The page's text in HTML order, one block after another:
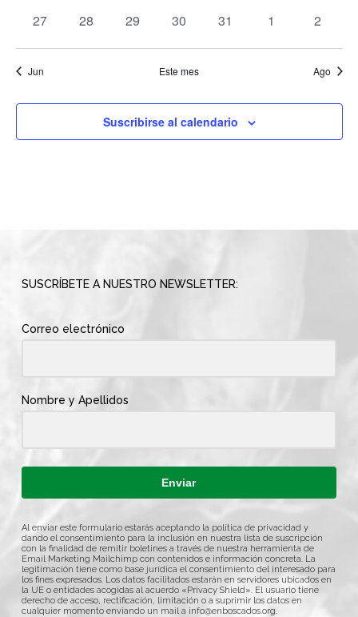
0
27
0
28
0
29
0
30
0
31
0
1
0
2
Jun Este mes Ago
Suscribirse al calendario
SUSCRÍBETE A NUESTRO NEWSLETTER:
Correo electrónico
Nombre y Apellidos
Enviar
Al enviar este formulario estarás aceptando la política de privacidad y
dando el consentimiento para la inclusión en nuestra lista de suscripción
con la finalidad de remitir boletines a través de nuestra herramienta de
Email Marketing Mailchimp con contenidos e información concreta. La
legitimación tiene como base jurídica el consentimiento del interesado para
los fines expresados. Los datos facilitados estarán en servidores ubicados en
la UE o entidades acogidas al acuerdo «Privacy Shield». El usuario tiene
derecho de acceso, rectificación, limitación o a suprimir los datos en
cualquier momento enviando un mail a info@enboscados.org.